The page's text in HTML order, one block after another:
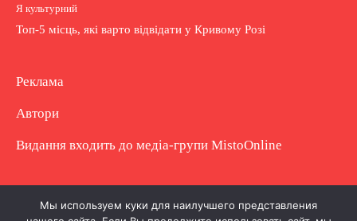
Я культурний
Топ-5 місць, які варто відвідати у Кривому Розі
Реклама
Автори
Видання входить до медіа-групи MistoOnline
Copyright © Повне використання матеріалу
Мы используем куки для наилучшего представления